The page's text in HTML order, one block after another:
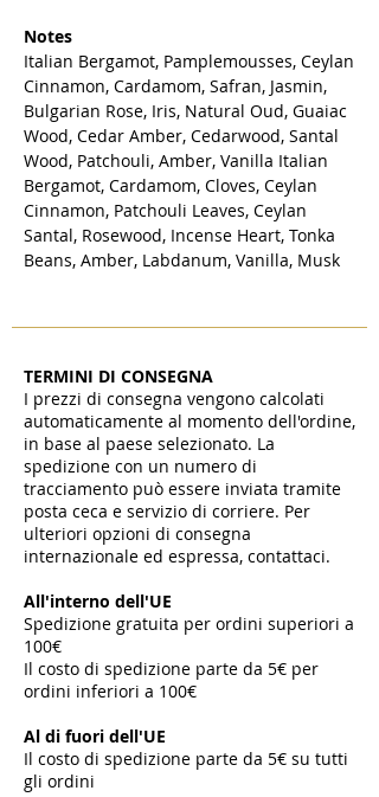
Notes
Italian Bergamot, Pamplemousses, Ceylan
Cinnamon, Cardamom, Safran, Jasmin,
Bulgarian Rose, Iris, Natural Oud, Guaiac
Wood, Cedar Amber, Cedarwood, Santal
Wood, Patchouli, Amber, Vanilla Italian
Bergamot, Cardamom, Cloves, Ceylan
Cinnamon, Patchouli Leaves, Ceylan
Santal, Rosewood, Incense Heart, Tonka
Beans, Amber, Labdanum, Vanilla, Musk
TERMINI DI CONSEGNA
I prezzi di consegna vengono calcolati
automaticamente al momento dell'ordine,
in base al paese selezionato. La
spedizione con un numero di
tracciamento può essere inviata tramite
posta ceca e servizio di corriere. Per
ulteriori opzioni di consegna
internazionale ed espressa, contattaci.
All'interno dell'UE
Spedizione gratuita per ordini superiori a
100€
Il costo di spedizione parte da 5€ per
ordini inferiori a 100€
Al di fuori dell'UE
Il costo di spedizione parte da 5€ su tutti
gli ordini